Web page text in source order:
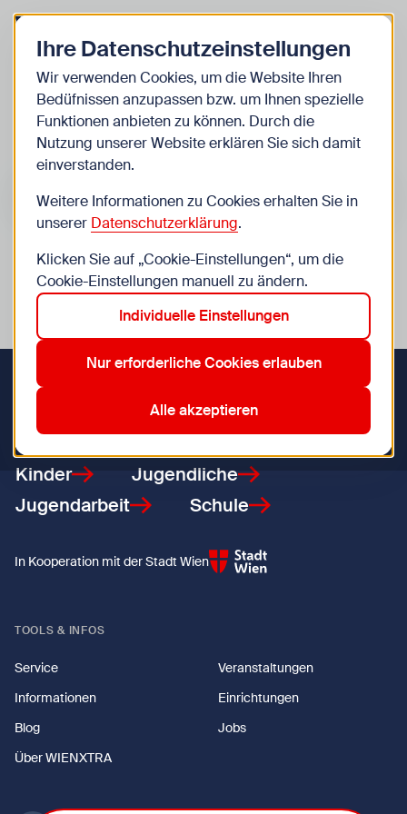
Zurück zur Startseite Zum
Kinder
Veranstaltungen
Suche im Bereich “Kinder”
Suchen
Veranstaltungen in Wien im Bereich “Kinder”
Aktive Filter:
15. Rudolfsheim-Fünfhaus
3. Landstraße
Zurücksetzen
Zurück zur Startseite
Kinder
Jugendliche
Jugendarbeit
Schule
In Kooperation mit der Stadt Wien
TOOLS & INFOS
Service
Veranstaltungen
Informationen
Einrichtungen
Blog
Jobs
Über WIENXTRA
Ihre Datenschutzeinstellungen
Wir verwenden Cookies, um die Website Ihren
Bedüfnissen anzupassen bzw. um Ihnen spezielle
Funktionen anbieten zu können. Durch die
Nutzung unserer Website erklären Sie sich damit
einverstanden.
Weitere Informationen zu Cookies erhalten Sie in
unserer Datenschutzerklärung.
Klicken Sie auf „Cookie-Einstellungen“, um die
Cookie-Einstellungen manuell zu ändern.
Individuelle Einstellungen
Nur erforderliche Cookies erlauben
Alle akzeptieren